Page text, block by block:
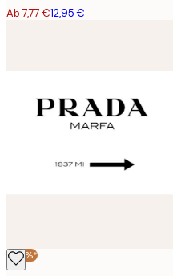
Ab 7,77 €12,95 €
-40%*